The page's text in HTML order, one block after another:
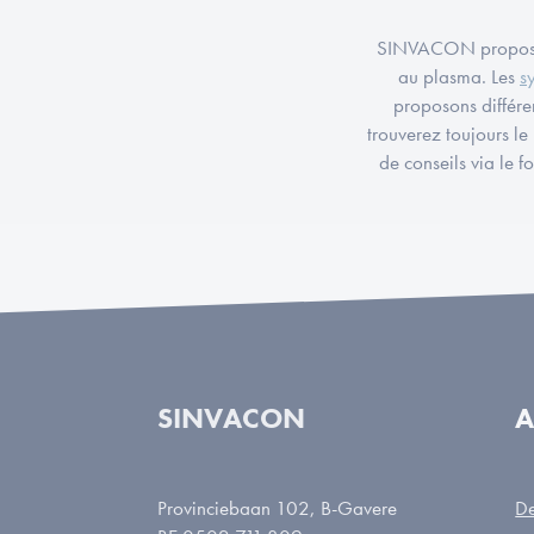
SINVACON
au plasma. Les
proposons
trouverez toujours
de conseils via le
Provinciebaan 102, B-Gavere
SINVACON